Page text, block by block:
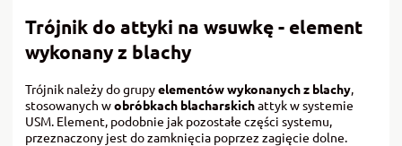
Trójnik do attyki na wsuwkę - element
wykonany z blachy
Trójnik należy do grupyelementów wykonanych z blachy,
stosowanych wobróbkach blacharskichattyk w systemie
USM. Element, podobnie jak pozostałe części systemu,
przeznaczony jest do zamknięcia poprzez zagięcie dolne.